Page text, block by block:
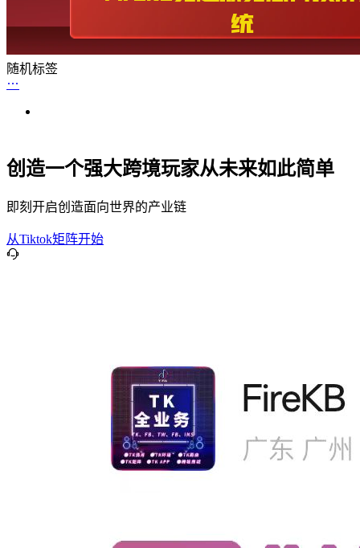
随机标签
创造一个强大跨境玩家从未来如此简单
即刻开启创造面向世界的产业链
从Tiktok矩阵开始